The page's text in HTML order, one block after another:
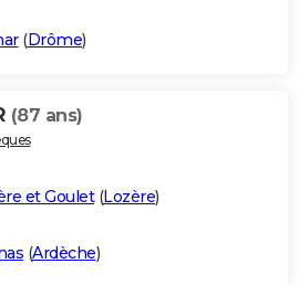
(Drôme)
(87 ans)
et Goulet(Lozère)
(Ardèche)